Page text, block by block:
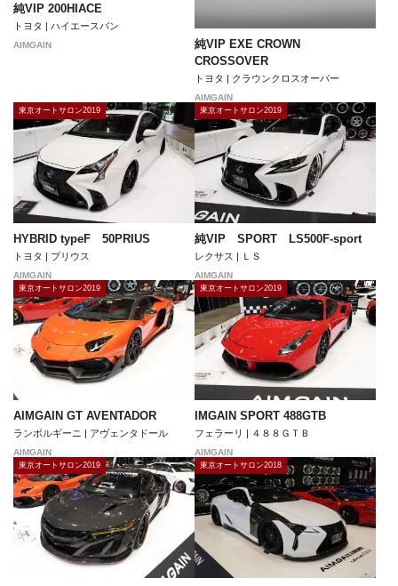
純VIP 200HIACE
トヨタ | ハイエースバン
AIMGAIN
純VIP EXE CROWN
CROSSOVER
トヨタ | クラウンクロスオーバー
AIMGAIN
東京オートサロン2019
HYBRID typeF 50PRIUS
トヨタ | プリウス
AIMGAIN
東京オートサロン2019
純VIP SPORT LS500F-sport
レクサス | ＬＳ
AIMGAIN
東京オートサロン2019
AIMGAIN GT AVENTADOR
ランボルギーニ | アヴェンタドール
AIMGAIN
東京オートサロン2019
IMGAIN SPORT 488GTB
フェラーリ | ４８８ＧＴＢ
AIMGAIN
東京オートサロン2019 東京オートサロン2018